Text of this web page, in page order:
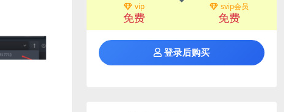
vip
免费
svip会员
免费
登录后购买